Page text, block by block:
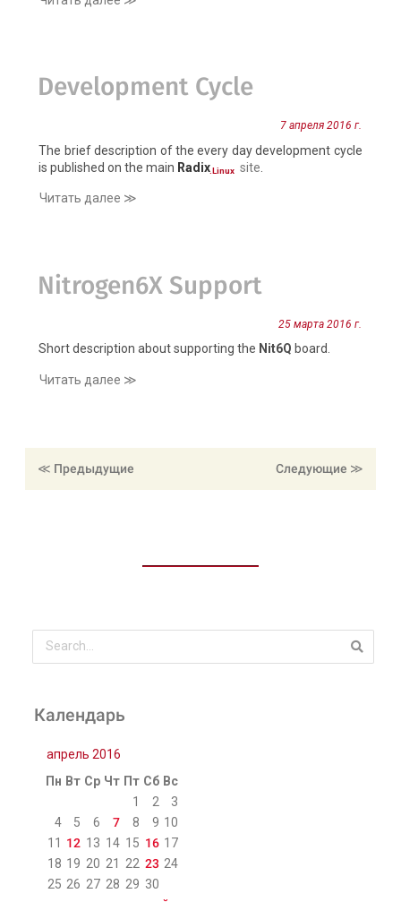
Development Cycle
7 апреля 2016 г.
The brief description of the every day development cycle
is published on the main Radix.Linux site
Читать далее ≫
Nitrogen6X Support
25 марта 2016 г.
Short description about supporting the Nit6Q board.
Читать далее ≫
≪ Предыдущие ≪ Следующие
Календарь
апрель 2016
Пн Вт Ср Чт Пт Сб Вс
1
2
3
4
5 6 7 8 9 10
11
12 13 14 15 16 17
18 19 20 21 22 23 24
25 26 27 28 29 30